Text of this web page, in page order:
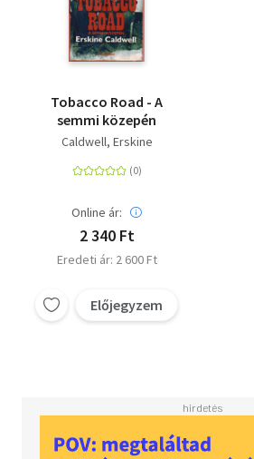
Tobacco Road - A
semmi közepén
Caldwell, Erskine
Online ár:
2 340 Ft
Eredeti ár: 2 600 Ft
Előjegyzem